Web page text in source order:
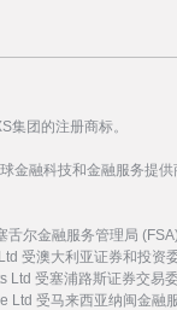
集团的注册商标。
金融科技和金融服务提
舌尔金融服务管理局
受澳大利亚证券和投资
Ltd 受塞浦路斯证券交易
Ltd 受马来西亚纳闽金融